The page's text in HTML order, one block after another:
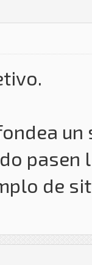
pasen
de